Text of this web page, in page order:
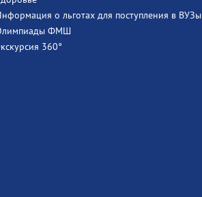
о льготах для поступления в ВУЗы
ФМШ
360°